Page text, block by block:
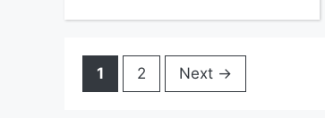
Page
1 Page
2 Next →